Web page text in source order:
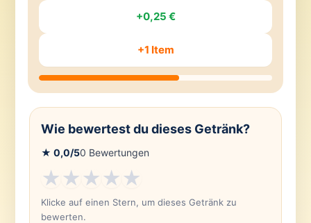
+0,25 €
+1 Item
Wie bewertest du dieses Getränk?
★ 0,0/50 Bewertungen
★★★★★
Klicke auf einen Stern, um dieses Getränk zu
bewerten.